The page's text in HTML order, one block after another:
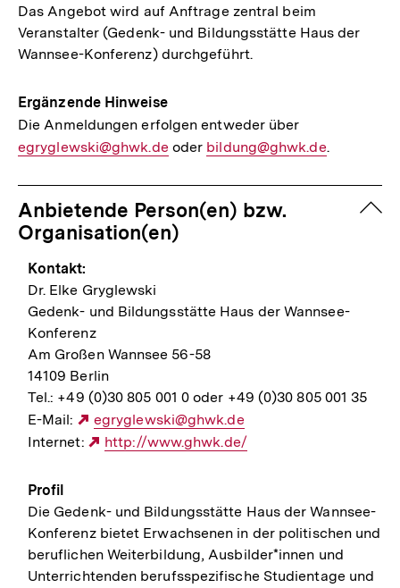
Das Angebot wird auf Anftrage zentral beim
Veranstalter (Gedenk- und Bildungsstätte Haus der
Wannsee-Konferenz) durchgeführt.
Ergänzende Hinweise
Die Anmeldungen erfolgen entweder über
Mail
egryglewski@ghwk.de oder E-
Link:
bildung@ghwk.de.
Anbietende Person(en) bzw.
Organisation(en)
Kontakt:
Dr. Elke Gryglewski
Gedenk- und Bildungsstätte Haus der Wannsee-
Konferenz
Am Großen Wannsee 56-58
14109 Berlin
Tel.: +49 (0)30 805 001 0 oder +49 (0)30 805 001 35
E-Mail:
Externer
Link:
egryglewski@ghwk.de
Internet:
Externer
http://www.ghwk.de/
Profil
Die Gedenk- und Bildungsstätte Haus der Wannsee-
Konferenz bietet Erwachsenen in der politischen und
beruflichen Weiterbildung, Ausbilder*innen und
Unterrichtenden berufsspezifische Studientage und